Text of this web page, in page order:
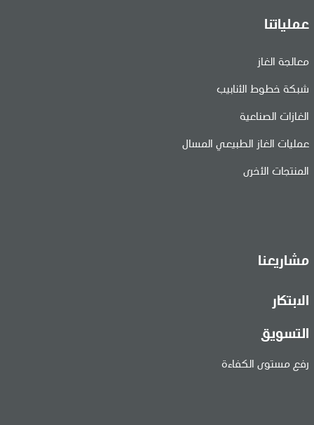
عملياتنا
معالجة الغاز
شبكة خطوط الأنابيب
الغازات الصناعية
عمليات الغاز الطبيعي المسال
المنتجات الأخرى
مشاريعنا
الابتكار
التسويق
رفع مستوى الكفاءة